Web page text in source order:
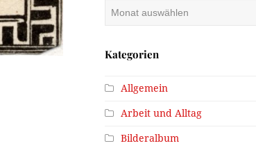
Kategorien
Allgemein
Arbeit und Alltag
Bilderalbum